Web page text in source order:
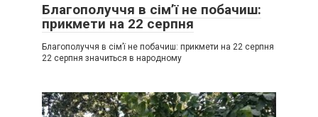
Благополуччя в сім’ї не побачиш:
прикмети на 22 серпня
Благополуччя в сім’ї не побачиш: прикмети на 22 серпня
22 серпня значиться в народному